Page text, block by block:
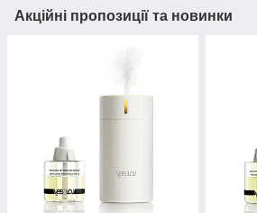
Акційні пропозиції та новинки